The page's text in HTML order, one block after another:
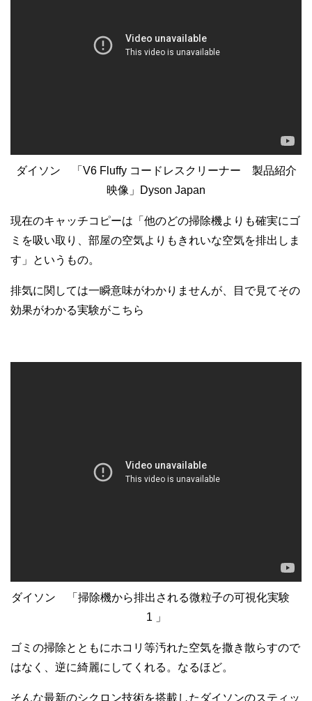
ダイソン 「V6 Fluffy コードレスクリーナー 製品紹介
映像」Dyson Japan
現在のキャッチコピーは「他のどの掃除機よりも確実にゴ
ミを吸い取り、部屋の空気よりもきれいな空気を排出しま
す」というもの。
排気に関しては一瞬意味がわかりませんが、目で見てその
効果がわかる実験がこちら
ダイソン 「掃除機から排出される微粒子の可視化実験
1 」
ゴミの掃除とともにホコリ等汚れた空気を撒き散らすので
はなく、逆に綺麗にしてくれる。なるほど。
そんな最新のシクロン技術を搭載したダイソンのスティッ